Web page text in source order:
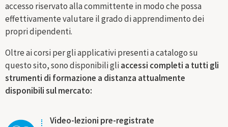
accesso riservato alla committente in modo che possa
effettivamente valutare il grado di apprendimento dei
propri dipendenti.
Oltre ai corsi per gli applicativi presenti a catalogo su
questo sito, sono disponibili gliaccessi completi a tutti gli
strumenti di formazione a distanza attualmente
disponibili sul mercato:
Video-lezioni pre-registrate